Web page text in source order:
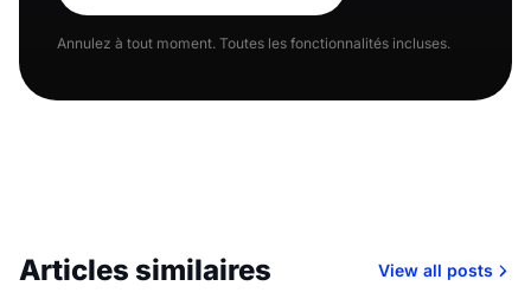
Annulez à tout moment. Toutes les fonctionnalités incluses.
Articles similaires View all posts